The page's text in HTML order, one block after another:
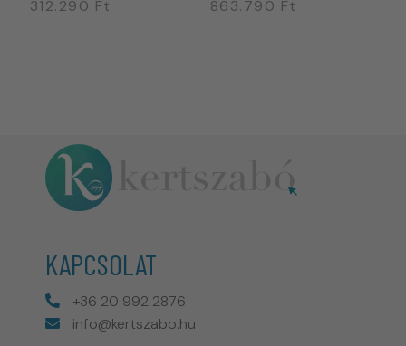
312.290 Ft 863.790 Ft
KAPCSOLAT
+36 20 992 2876
info@kertszabo.hu